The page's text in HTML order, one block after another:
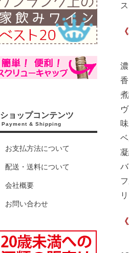
ショップコンテンツ
Payment & Shipping
お支払方法について
配送・送料について
会社概要
お問い合わせ
濃